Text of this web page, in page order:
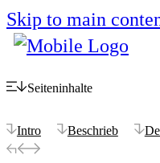
Skip to main
Seiteninhalte
Intro Beschrieb